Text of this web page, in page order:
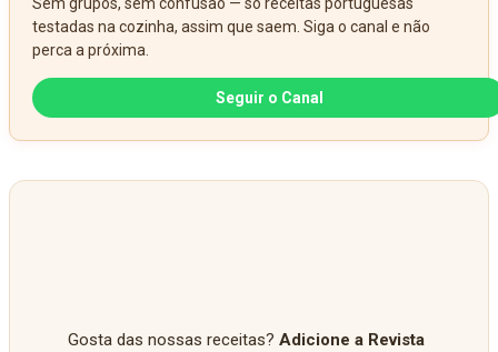
Sem grupos, sem confusão — só receitas portuguesas
testadas na cozinha, assim que saem. Siga o canal e não
perca a próxima.
Seguir o Canal
Gosta das nossas receitas? Adicione a Revista